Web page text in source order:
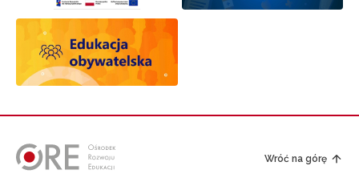
Wróć na górę